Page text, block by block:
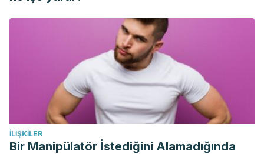
North, B. B., & Oldham, M. J. (2011). Preclinical, Clinical, and
Over-the-Counter Postmarketing Experience with a New
Vaginal Cup: Menstrual Collection. Journal of Women’s
https://doi.org/10.1089/jwh.2009.1929
McDermott, C., & Sheridan, M. (2015). Staphylococcal toxic
shock syndrome caused by tampon use.Case reports in
critical care,2015
, 640373.
https://doi.org/10.1155/2015/640373
İLIŞKILER
Bir Manipülatör İstediğini Alamadığında